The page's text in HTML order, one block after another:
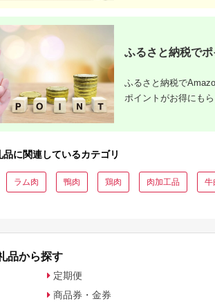
焼き肉
【2026
この美味しさは焼肉におす
すめ！ふるさと納税の人気
牛肉還元率ランキング
ふるさと納税でポ
ふるさと納税で
ポイントがお得にも
品に関連しているカテゴリ
ラム肉 鴨肉 鶏肉 肉加工品 牛
品から探す
定期便
商品券・金券